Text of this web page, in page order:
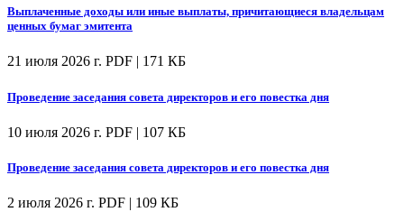
Выплаченные доходы или иные выплаты, причитающиеся владельцам
ценных бумаг эмитента
21 июля 2026 г. PDF | 171 КБ
Проведение заседания совета директоров и его повестка дня
10 июля 2026 г. PDF | 107 КБ
Проведение заседания совета директоров и его повестка дня
2 июля 2026 г. PDF | 109 КБ